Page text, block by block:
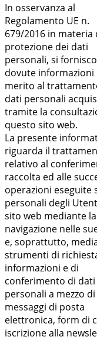
In osservanza al
Regolamento UE n.
679/2016 in materia
protezione dei dati
personali, si
dovute informazioni
merito al
dati personali
tramite la
questo sito web.
La presente
riguarda il
relativo al
raccolta ed alle
operazioni eseguite
personali degli
sito web mediante la
navigazione nelle
e, soprattutto,
strumenti di
informazioni e di
conferimento di dati
personali a mezzo di
messaggi di posta
elettronica, form di
iscrizione alla